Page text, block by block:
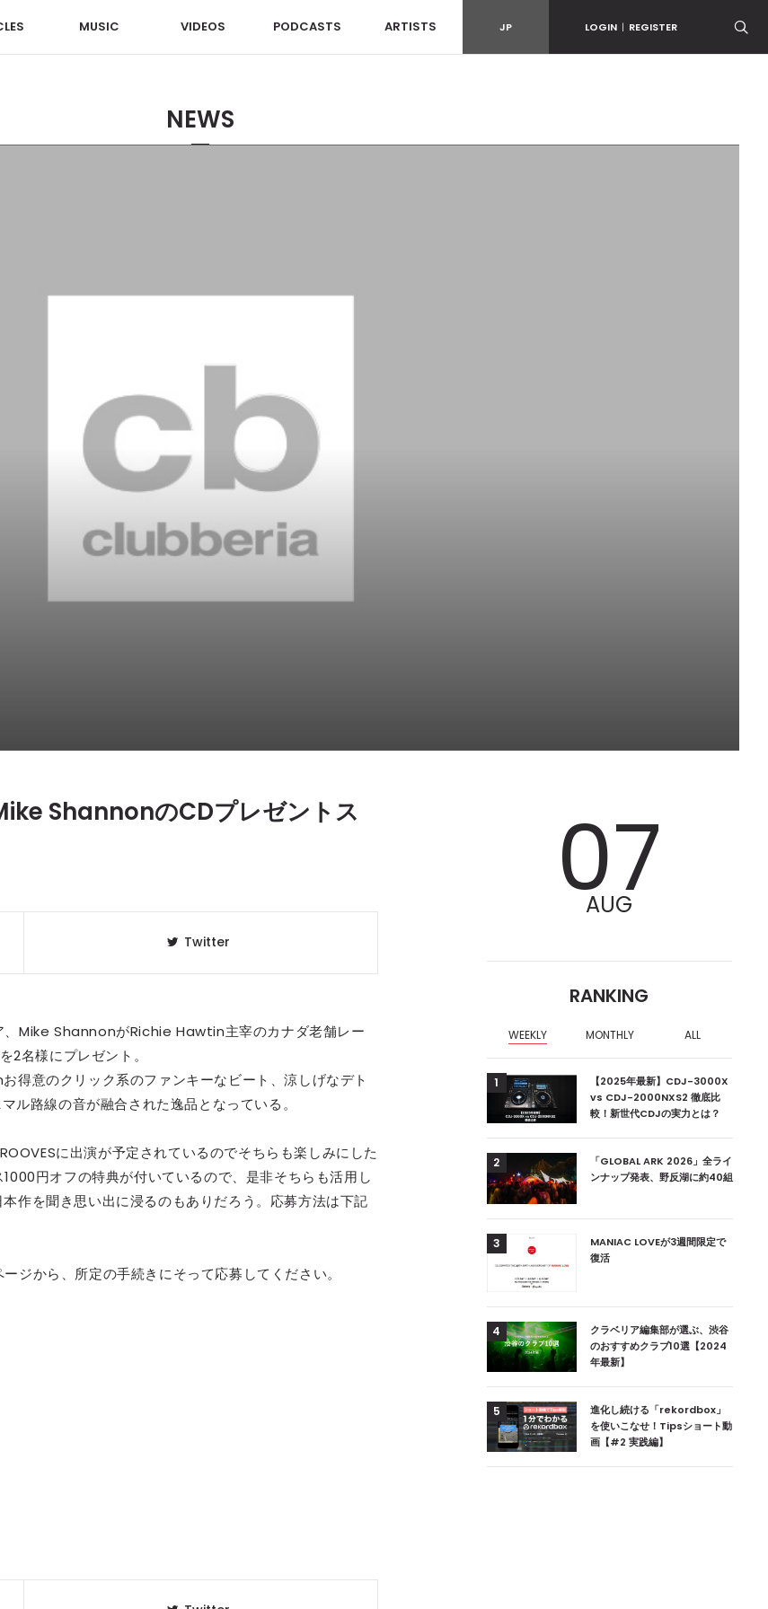
MUSIC VIDEOS PODCASTS ARTISTS JP LOGIN | REGISTER
NEWS
ShannonのCDプレゼントス
Twitter
、Mike ShannonがRichie Hawtin主宰のカナダ老舗レー
名様にプレゼント。
得意のクリック系のファンキーなビート、涼しげなデト
路線の音が融合された逸品となっている。
に出演が予定されているのでそちらも楽しみにした
円オフの特典が付いているので、是非そちらも活用し
作を聞き思い出に浸るのもありだろう。応募方法は下記
ジから、所定の手続きにそって応募してください。
07
AUG
RANKING
WEEKLY MONTHLY ALL
1
クラベリア編集部が選ぶ、渋谷
2
ニュージーランドの新首相は元
DJ!?
TOKYO」六本木にオープン
1
【2025年最新】CDJ-3000X
vs CDJ-2000NXS2 徹底比
較！新世代CDJの実力とは？
2
「GLOBAL ARK 2026」全ライ
ンナップ発表、野反湖に約40組
3
MANIAC LOVEが3週間限定で
復活
4
クラベリア編集部が選ぶ、渋谷
のおすすめクラブ10選【2024
年最新】
5
進化し続ける「rekordbox」
を使いこなせ！Tipsショート動
画【#2 実践編】